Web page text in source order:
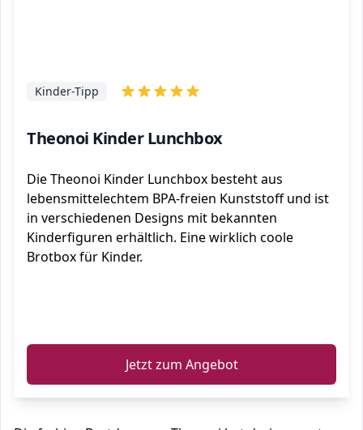
Theonoi Kinder Lunchbox
Kinder-Tipp
Die Theonoi Kinder Lunchbox besteht aus
lebensmittelechtem BPA-freien Kunststoff und ist
in verschiedenen Designs mit bekannten
Kinderfiguren erhältlich. Eine wirklich coole
Brotbox für Kinder.
Jetzt zum Angebot